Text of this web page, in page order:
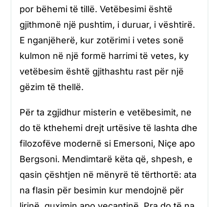
por bëhemi të tillë. Vetëbesimi është
gjithmonë një pushtim, i duruar, i vështirë.
E nganjëherë, kur zotërimi i vetes sonë
kulmon në një formë harrimi të vetes, ky
vetëbesim është gjithashtu rast për një
gëzim të thellë.
Për ta zgjidhur misterin e vetëbesimit, ne
do të kthehemi drejt urtësive të lashta dhe
filozofëve modernë si Emersoni, Niçe apo
Bergsoni. Mendimtarë këta që, shpesh, e
qasin çështjen në mënyrë të tërthortë: ata
na flasin për besimin kur mendojnë për